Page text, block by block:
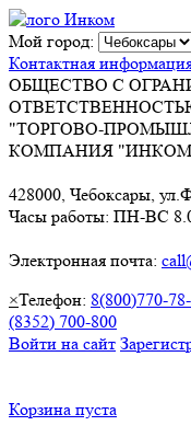
Мой город:
Контактная
ОБЩЕСТВО С
"ТОРГОВО-
КОМПАНИЯ
428000, Чебоксары,
Часы работы: ПН-ВС
Электронная почта:
×Телефон: 8(800)770-
(8352) 700-800
Войти на сайт
Корзина пуста